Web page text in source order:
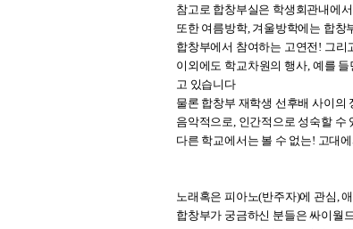
참고로 합창부실은 학생회관내에
또한 여름방학, 겨울방학에는 합창
합창부에서 참여하는 고연전! 그리
이외에도 학교차원의 행사, 예를
고 있습니다
물론 합창부 재학생 선후배 사이의
음악적으로, 인간적으로 성숙할 수
다른 학교에서는 볼 수 없는! 고대
노래혹은 피아노(반주자)에 관심,
합창부가 궁금하신 분들은 싸이월